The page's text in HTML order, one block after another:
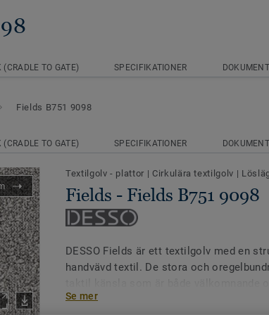
(CRADLE TO GATE) SPECIFIKATIONER DOKUMENT
Fields B751 9098
(CRADLE TO GATE) SPECIFIKATIONER DOKUMENT
Textilgolv - plattor | Cirkulära textilgolv |
Fields - Fields B751 9098
DESSO Fields är ett textilgolv med en
handvävd textil. De stora och
färgpalett är modern och består av 37
Se mer